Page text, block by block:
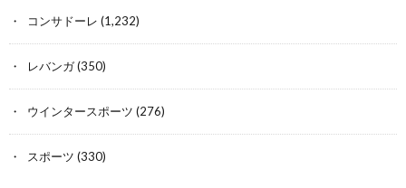
コンサドーレ (1,232)
レバンガ(350)
ウインタースポーツ (276)
スポーツ (330)